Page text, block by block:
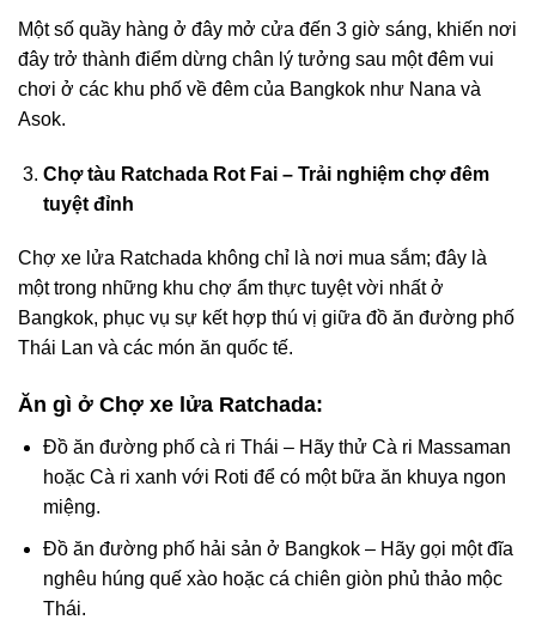
Một số quầy hàng ở đây mở cửa đến 3 giờ sáng, khiến nơi
đây trở thành điểm dừng chân lý tưởng sau một đêm vui
chơi ở các khu phố về đêm của Bangkok như Nana và
Asok.
Chợ tàu Ratchada Rot Fai – Trải nghiệm chợ đêm
tuyệt đỉnh
Chợ xe lửa Ratchada không chỉ là nơi mua sắm; đây là
một trong những khu chợ ẩm thực tuyệt vời nhất ở
Bangkok, phục vụ sự kết hợp thú vị giữa đồ ăn đường phố
Thái Lan và các món ăn quốc tế.
Ăn gì ở Chợ xe lửa Ratchada:
Đồ ăn đường phố cà ri Thái – Hãy thử Cà ri Massaman
hoặc Cà ri xanh với Roti để có một bữa ăn khuya ngon
miệng.
Đồ ăn đường phố hải sản ở Bangkok – Hãy gọi một đĩa
nghêu húng quế xào hoặc cá chiên giòn phủ thảo mộc
Thái.